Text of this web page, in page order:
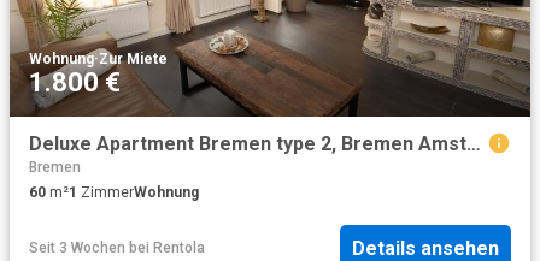
Wohnung·Zur Miete
1.800 €
Deluxe Apartment Bremen type 2, Bremen Amsterdam Apartments for Rent
Bremen
60 m²1 ZimmerWohnung
Seit 3 Wochen bei Rentola Details ansehen